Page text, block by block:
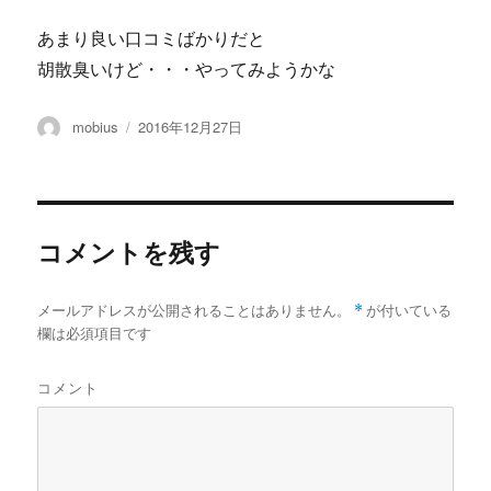
あまり良い口コミばかりだと
胡散臭いけど・・・やってみようかな
投
mobius
投
2016年12月27日
コメントを残す
メールアドレスが公開されることはありません。 * が付いている
欄は必須項目です
コメント